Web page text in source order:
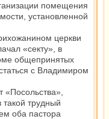
помещения
установленной
церкви
«секту», в
общепринятых
с Владимиром
«Посольства»,
трудный
оба пастора